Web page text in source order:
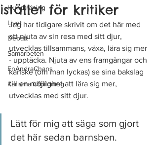
Hundträning
Livet
Debatt
Samarbeten
EnAndraChans
Karisma Utbildning
istället för kritiker
Jag har tidigare skrivit om det här med
att njuta av sin resa med sitt djur,
utvecklas tillsammans, växa, lära sig mer
- upptäcka. Njuta av ens framgångar och
kanske (om man lyckas) se sina bakslag
till en möjlighet att lära sig mer,
utvecklas med sitt djur.
Lätt för mig att säga som gjort
det här sedan barnsben.